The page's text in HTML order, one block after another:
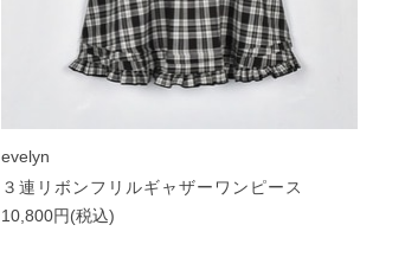
evelyn
３連リボンフリルギャザーワンピース
10,800円(税込)